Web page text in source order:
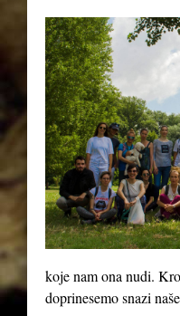
koje nam ona nudi.
doprinesemo snazi